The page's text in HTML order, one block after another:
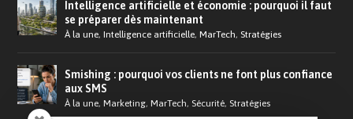
Intelligence artificielle et économie : pourquoi il faut
se préparer dès maintenant
À la une,Intelligence artificielle,MarTech, Stratégies
Smishing : pourquoi vos clients ne font plus confiance
aux SMS
À la une,Marketing,MarTech, Sécurité, Stratégies